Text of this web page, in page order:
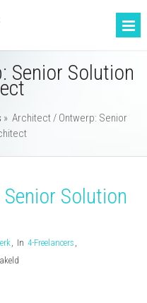
Senior Solution
» Architect / Ontwerp: Senior
Solution
, In 4-Freelancers ,
voor